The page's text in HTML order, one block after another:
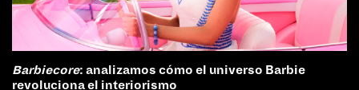
Barbiecore: analizamos cómo el universo Barbie
revoluciona el interiorismo